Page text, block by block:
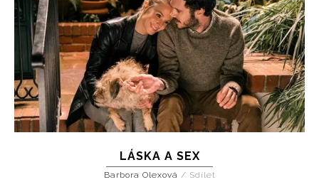
LÁSKA A SEX
Barbora Olexová / Sdílet